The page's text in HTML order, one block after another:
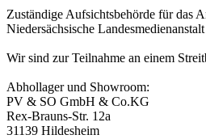
Zuständige Aufsichtsbehörde für das
Niedersächsische
Wir sind zur Teilnahme an einem
Abhollager und Showroom:
PV & SO GmbH & Co.KG
Rex-Brauns-Str. 12a
31139 Hildesheim